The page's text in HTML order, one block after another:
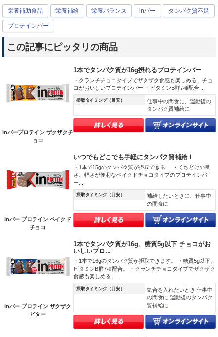
栄養補助食品 栄養補給 栄養バランス inバー タンパク質不足
プロテインバー
この記事にピッタリの商品
inバープロテイン ザクザクチ
ョコ
1本でタンパク質が16g摂れるプロテインバー
・クランチチョコタイプでザクザク食感も楽しめる、チョ
コがおいしいプロテインバー ・ビタミンB群7種配合...
摂取タイミング（目安）
仕事中の間食に、運動後の
タンパク質補給に
inバー プロテイン ベイクド
チョコ
いつでもどこでも手軽にタンパク質補給！
・1本で15gのタンパク質が摂取できる ・くちどけの良
さ、軽さが便利なベイクドチョコタイプのプロテインバ
ー...
摂取タイミング（目安）
補給したいときに、仕事中
の間食に
inバー プロテイン ザクザク
ビター
1本でタンパク質が16g、糖質5g以下 チョコがお
いしいプロ...
・1本で16gのタンパク質が摂取できます。 ・糖質5g以下、
ビタミンB群7種配合。 ・クランチチョコタイプでザクザク
食感も楽しめる、...
摂取タイミング（目安）
気合を入れたいとき 仕事中
の間食に 運動後のタンパク
質補給に